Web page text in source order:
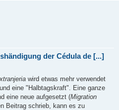
der Cédula de [...]
wird etwas mehr verwendet
eine "Halbtagskraft". Eine ganze
eine neue aufgesetzt (Migration
Beitrag schrieb, kann es zu